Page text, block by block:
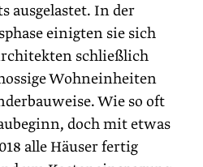
ausgelastet. In der
einigten sie sich
schließlich
Wohneinheiten
Wie so oft
doch mit etwas
alle Häuser fertig